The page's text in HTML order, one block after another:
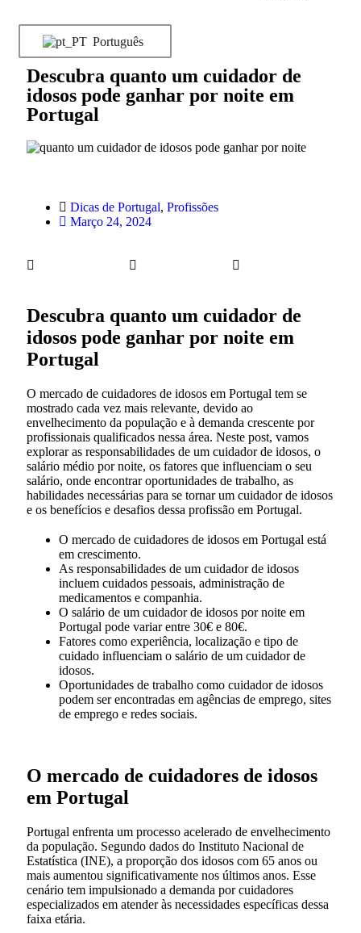
Português
Descubra quanto um cuidador de
idosos pode ganhar por noite em
Portugal
Dicas de Portugal, Profissões
Março 24, 2024
Descubra quanto um cuidador de
idosos pode ganhar por noite em
Portugal
O mercado de cuidadores de idosos em Portugal tem se
mostrado cada vez mais relevante, devido ao
envelhecimento da população e à demanda crescente por
profissionais qualificados nessa área. Neste post, vamos
explorar as responsabilidades de um cuidador de idosos, o
salário médio por noite, os fatores que influenciam o seu
salário, onde encontrar oportunidades de trabalho, as
habilidades necessárias para se tornar um cuidador de idosos
e os benefícios e desafios dessa profissão em Portugal.
O mercado de cuidadores de idosos em Portugal está
em crescimento.
As responsabilidades de um cuidador de idosos
incluem cuidados pessoais, administração de
medicamentos e companhia.
O salário de um cuidador de idosos por noite em
Portugal pode variar entre 30€ e 80€.
Fatores como experiência, localização e tipo de
cuidado influenciam o salário de um cuidador de
idosos.
Oportunidades de trabalho como cuidador de idosos
podem ser encontradas em agências de emprego, sites
de emprego e redes sociais.
O mercado de cuidadores de idosos
em Portugal
Portugal enfrenta um processo acelerado de envelhecimento
da população. Segundo dados do Instituto Nacional de
Estatística (INE), a proporção dos idosos com 65 anos ou
mais aumentou significativamente nos últimos anos. Esse
cenário tem impulsionado a demanda por cuidadores
especializados em atender às necessidades específicas dessa
faixa etária.